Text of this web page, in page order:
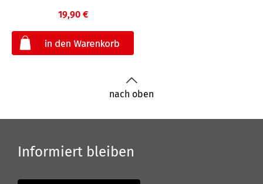
19,90 €
nach oben
Informiert bleiben